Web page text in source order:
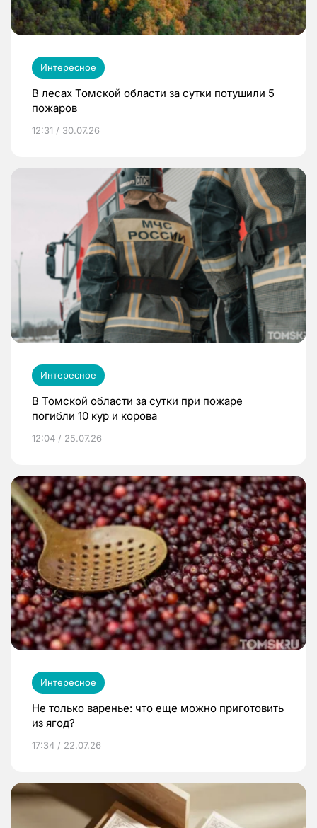
Интересное
В лесах Томской области за сутки потушили 5
пожаров
12:31 / 30.07.26
Интересное
В Томской области за сутки при пожаре
погибли 10 кур и корова
12:04 / 25.07.26
Интересное
Не только варенье: что еще можно приготовить
из ягод?
17:34 / 22.07.26